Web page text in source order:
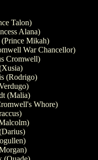
Talon)
Alana)
Mikah)
War Chancellor)
Cromwell)
(Rodrigo)
(Malia)
Whore)